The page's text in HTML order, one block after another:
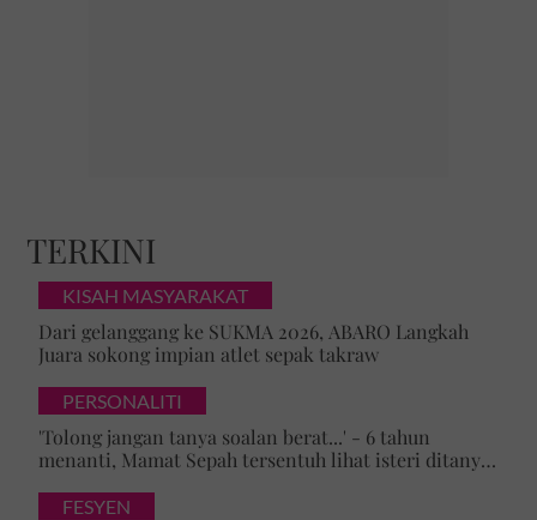
TERKINI
KISAH MASYARAKAT
Dari gelanggang ke SUKMA 2026, ABARO Langkah
Juara sokong impian atlet sepak takraw
PERSONALITI
'Tolong jangan tanya soalan berat...' - 6 tahun
menanti, Mamat Sepah tersentuh lihat isteri ditanya
FESYEN